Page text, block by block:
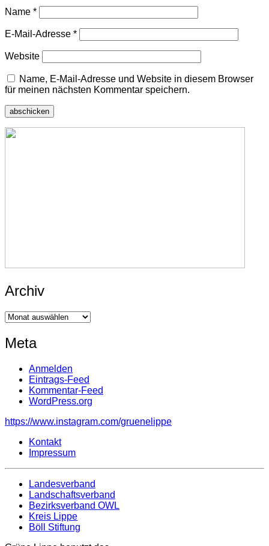
Name *
E-Mail-Adresse *
Website
Name, E-Mail-Adresse und Website in diesem Browser
für meinen nächsten Kommentar speichern.
Archiv
Archiv
Meta
Anmelden
Eintrags-Feed
Kommentar-Feed
WordPress.org
https://www.instagram.com/gruenelippe
Kontakt
Impressum
Landesverband
Landschaftsverband
Bezirksverband OWL
Kreis Lippe
Böll Stiftung